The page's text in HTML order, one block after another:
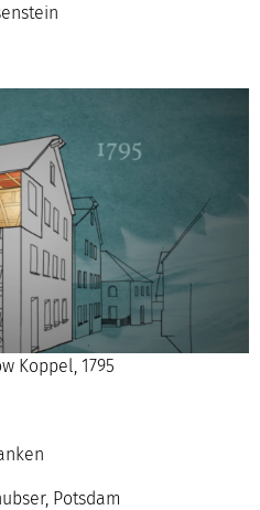
Koppel, 1795
Potsdam